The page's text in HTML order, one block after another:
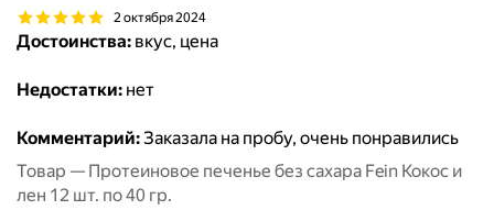
2 октября 2024
Достоинства: вкус, цена
Недостатки: нет
Комментарий:Заказала на пробу, очень понравились
Товар — Протеиновое печенье без сахара Fein Кокос и
лен 12 шт. по 40 гр.